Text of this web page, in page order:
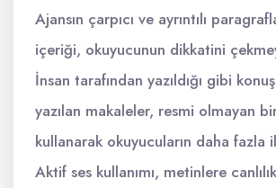
Ajansın çarpıcı ve ayrıntılı
içeriği, okuyucunun dikkatini
İnsan tarafından yazıldığı gibi
yazılan makaleler, resmi olmayan
kullanarak okuyucuların daha fazla
Aktif ses kullanımı, metinlere